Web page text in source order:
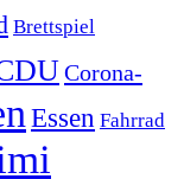
Brettspiel
Corona-
Essen Fahrrad